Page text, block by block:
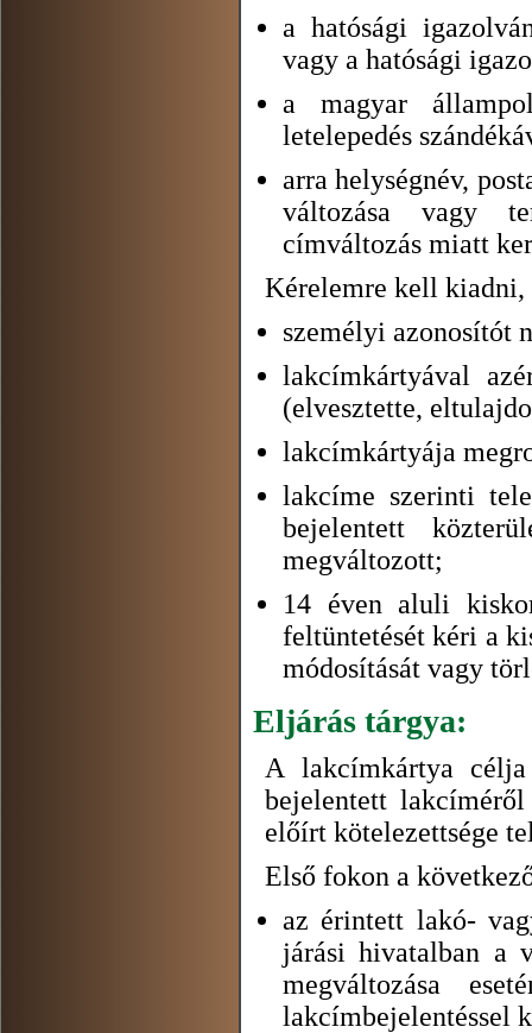
a hatósági
vagy a hatósági
a magyar
letelepedés
arra helységnév,
változása vagy
címváltozás miatt
Kérelemre kell kiadni,
személyi azonosítót
lakcímkártyával
(elvesztette,
lakcímkártyája
lakcíme szerinti
bejelentett
megváltozott;
14 éven aluli
feltüntetését kéri a
módosítását vagy
Eljárás tárgya:
A lakcímkártya
bejelentett
előírt kötelezettsége
Első fokon a
az érintett lakó-
járási hivatalban a
megváltozása
lakcímbejelentéssel